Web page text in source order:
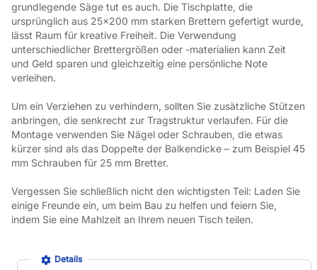
grundlegende Säge tut es auch. Die Tischplatte, die
ursprünglich aus 25x200 mm starken Brettern gefertigt wurde,
lässt Raum für kreative Freiheit. Die Verwendung
unterschiedlicher Brettergrößen oder -materialien kann Zeit
und Geld sparen und gleichzeitig eine persönliche Note
verleihen.
Um ein Verziehen zu verhindern, sollten Sie zusätzliche Stützen
anbringen, die senkrecht zur Tragstruktur verlaufen. Für die
Montage verwenden Sie Nägel oder Schrauben, die etwas
kürzer sind als das Doppelte der Balkendicke – zum Beispiel 45
mm Schrauben für 25 mm Bretter.
Vergessen Sie schließlich nicht den wichtigsten Teil: Laden Sie
einige Freunde ein, um beim Bau zu helfen und feiern Sie,
indem Sie eine Mahlzeit an Ihrem neuen Tisch teilen.
Details